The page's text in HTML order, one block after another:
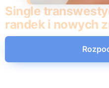
Single
randek i nowych